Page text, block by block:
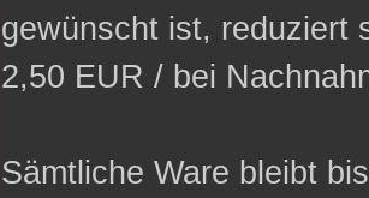
gewünscht ist, reduziert
2,50 EUR / bei
Sämtliche Ware bleibt